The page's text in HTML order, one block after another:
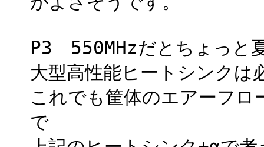
P3 550MHzだとちょっと
大型高性能ヒートシンクは
これでも筐体のエアーフ
で